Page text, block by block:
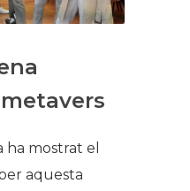
ha mostrat el
aquesta